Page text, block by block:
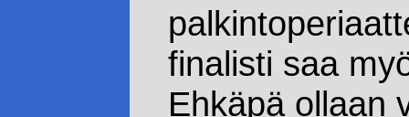
finalisti saa
Ehkäpä ollaan